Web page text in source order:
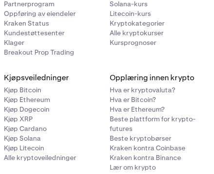
Partnerprogram
Oppføring av eiendeler
Kraken Status
Kundestøttesenter
Klager
Breakout Prop Trading
Solana-kurs
Litecoin-kurs
Kryptokategorier
Alle kryptokurser
Kursprognoser
Kjøpsveiledninger
Kjøp Bitcoin
Kjøp Ethereum
Kjøp Dogecoin
Kjøp XRP
Kjøp Cardano
Kjøp Solana
Kjøp Litecoin
Alle kryptoveiledninger
Opplæring innen krypto
Hva er kryptovaluta?
Hva er Bitcoin?
Hva er Ethereum?
Beste plattform for krypto-
futures
Beste kryptobørser
Kraken kontra Coinbase
Kraken kontra Binance
Lær om krypto